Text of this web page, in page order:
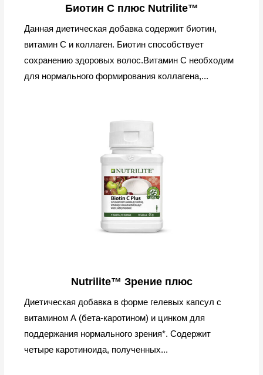
Биотин C плюс Nutrilite™
Данная диетическая добавка содержит биотин,
витамин С и коллаген. Биотин способствует
сохранению здоровых волос.Витамин C необходим
для нормального формирования коллагена,...
Nutrilite™ Зрение плюс
Диетическая добавка в форме гелевых капсул с
витамином А (бета-каротином) и цинком для
поддержания нормального зрения*. Содержит
четыре каротиноида, полученных...